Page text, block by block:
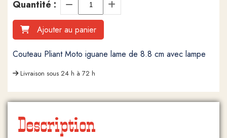
Quantité :
Ajouter au panier
Couteau Pliant Moto iguane lame de 8.8 cm avec lampe
Livraison sous 24 h à 72 h
Description